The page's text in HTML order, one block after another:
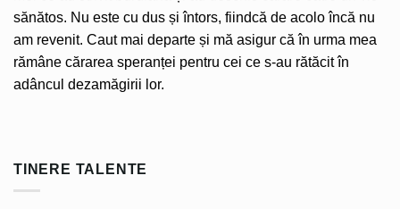
sănătos. Nu este cu dus și întors, fiindcă de acolo încă nu
am revenit. Caut mai departe și mă asigur că în urma mea
rămâne cărarea speranței pentru cei ce s-au rătăcit în
adâncul dezamăgirii lor.
TINERE TALENTE